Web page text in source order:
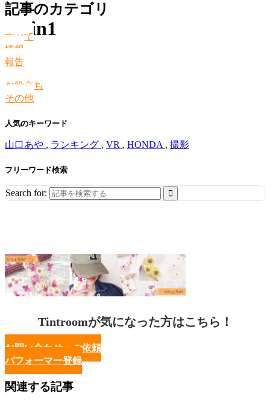
main1
記事のカテゴリ
すべて
情報
報告
お役立ち
その他
人気のキーワード
山口あや , ランキング , VR , HONDA , 撮影
フリーワード検索
Search for:
Tintroomが気になった方はこちら！
お問い合わせ・ご依頼
パフォーマー登録
関連する記事